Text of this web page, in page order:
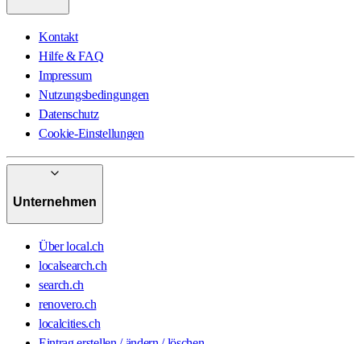
Kontakt
Hilfe & FAQ
Impressum
Nutzungsbedingungen
Datenschutz
Cookie-Einstellungen
Unternehmen
Über local.ch
localsearch.ch
search.ch
renovero.ch
localcities.ch